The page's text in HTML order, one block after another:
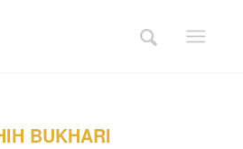
BUKHARI